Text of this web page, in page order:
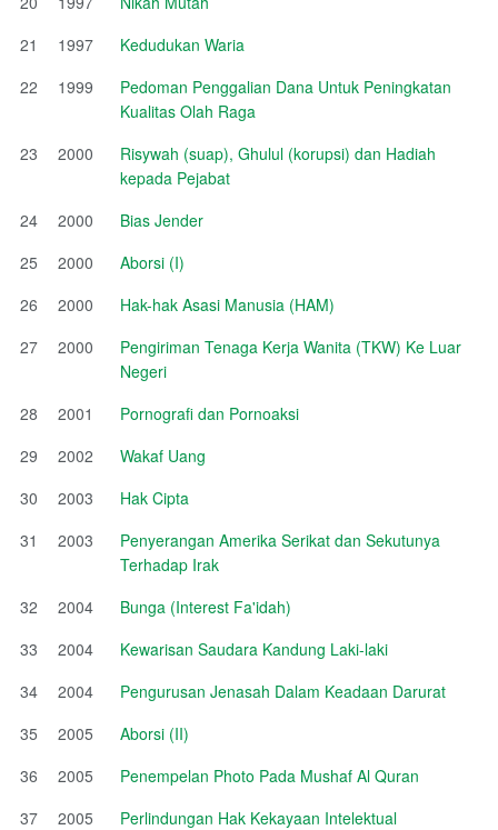
21
1997
Kedudukan Waria
22
1999
Pedoman Penggalian Dana Untuk Peningkatan
Kualitas Olah Raga
23
2000
Risywah (suap), Ghulul (korupsi) dan Hadiah
kepada Pejabat
24
2000
Bias Jender
25
2000
Aborsi (I)
26
2000
Hak-hak Asasi Manusia (HAM)
27
2000
Pengiriman Tenaga Kerja Wanita (TKW) Ke Luar
Negeri
28
2001
Pornografi dan Pornoaksi
29
2002
Wakaf Uang
30
2003
Hak Cipta
31
2003
Penyerangan Amerika Serikat dan Sekutunya
Terhadap Irak
32
2004
Bunga (Interest Fa'idah)
33
2004
Kewarisan Saudara Kandung Laki-laki
34
2004
Pengurusan Jenasah Dalam Keadaan Darurat
35
2005
Aborsi (II)
36
2005
Penempelan Photo Pada Mushaf Al Quran
37
2005
Perlindungan Hak Kekayaan Intelektual